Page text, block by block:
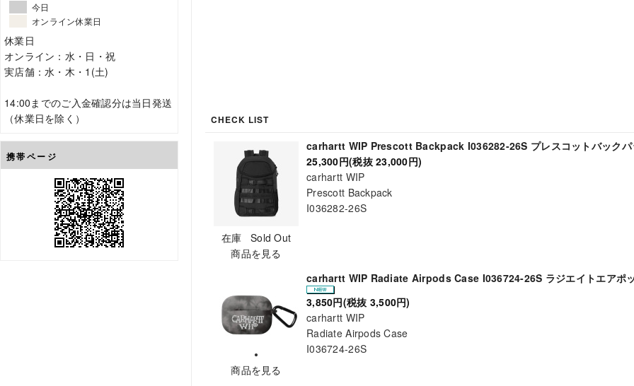
今日
オンライン休業日
休業日
オンライン：水・日・祝
実店舗：水・木・1(土)
14:00までのご入金確認分は当日発送
（休業日を除く）
携帯ページ
CHECK LIST
在庫 Sold Out
商品を見る
carhartt WIP Prescott Backpack I036282-26S プレスコットバックパ
25,300円(税抜 23,000円)
carhartt WIP
Prescott Backpack
I036282-26S
商品を見る
carhartt WIP Radiate Airpods Case I036724-26S ラジエイトエアポ
3,850円(税抜 3,500円)
carhartt WIP
Radiate Airpods Case
I036724-26S